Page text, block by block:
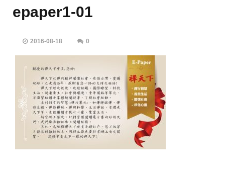
epaper1-01
2016-08-18 0